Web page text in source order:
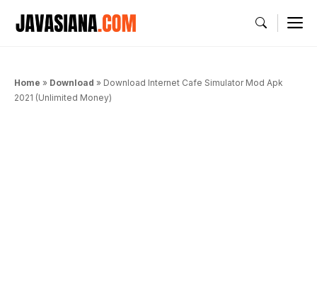
Home » Download » Download Internet Cafe Simulator Mod Apk
2021 (Unlimited Money)